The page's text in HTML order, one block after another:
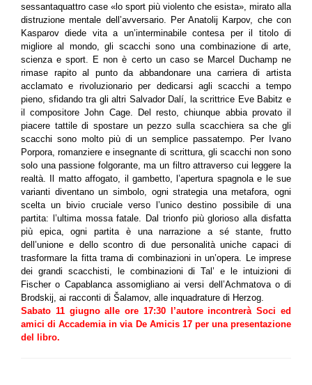
sessantaquattro case «lo sport più violento che esista», mirato alla
distruzione mentale dell’avversario. Per Anatolij Karpov, che con
Kasparov diede vita a un’interminabile contesa per il titolo di
migliore al mondo, gli scacchi sono una combinazione di arte,
scienza e sport. E non è certo un caso se Marcel Duchamp ne
rimase rapito al punto da abbandonare una carriera di artista
acclamato e rivoluzionario per dedicarsi agli scacchi a tempo
pieno, sfidando tra gli altri Salvador Dalí, la scrittrice Eve Babitz e
il compositore John Cage. Del resto, chiunque abbia provato il
piacere tattile di spostare un pezzo sulla scacchiera sa che gli
scacchi sono molto più di un semplice passatempo. Per Ivano
Porpora, romanziere e insegnante di scrittura, gli scacchi non sono
solo una passione folgorante, ma un filtro attraverso cui leggere la
realtà. Il matto affogato, il gambetto, l’apertura spagnola e le sue
varianti diventano un simbolo, ogni strategia una metafora, ogni
scelta un bivio cruciale verso l’unico destino possibile di una
partita: l’ultima mossa fatale. Dal trionfo più glorioso alla disfatta
più epica, ogni partita è una narrazione a sé stante, frutto
dell’unione e dello scontro di due personalità uniche capaci di
trasformare la fitta trama di combinazioni in un’opera. Le imprese
dei grandi scacchisti, le combinazioni di Tal’ e le intuizioni di
Fischer o Capablanca assomigliano ai versi dell’Achmatova o di
Brodskij, ai racconti di Šalamov, alle inquadrature di Herzog.
Sabato 11 giugno alle ore 17:30 l’autore incontrerà Soci ed
amici di Accademia in via De Amicis 17 per una presentazione
del libro.